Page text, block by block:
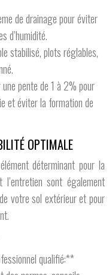
de drainage pour éviter
d’humidité.
stabilisé, plots réglables,
pente de 1 à 2% pour
et éviter la formation de
OPTIMALE
déterminant pour la
sont également
votre sol extérieur et pour
qualifié:**